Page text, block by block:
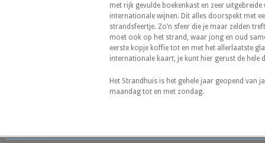
met rijk gevulde boekenkast en zeer
internationale wijnen. Dit alles doorspekt met
strandsfeertje. Zo’n sfeer die je maar zelden
moet ook op het strand, waar jong en oud
eerste kopje koffie tot en met het allerlaatste
internationale kaart, je kunt hier gerust de hele
Het Strandhuis is het gehele jaar geopend van
maandag tot en met zondag.